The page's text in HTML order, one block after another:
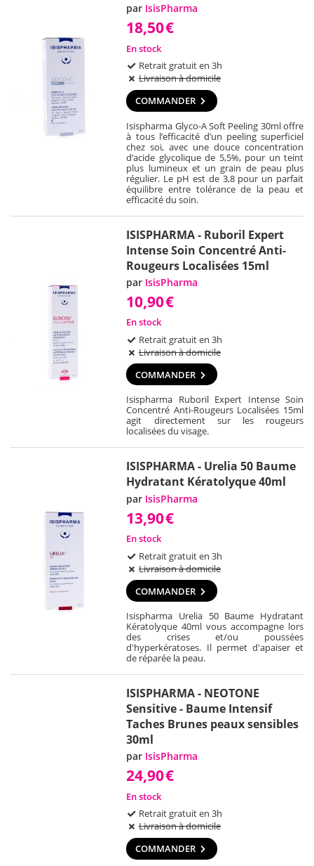
par IsisPharma
18,50€
En stock
Retrait gratuit en 3h
Livraison à domicile
COMMANDER
Isispharma Glyco-A Soft Peeling 30ml offre
à tous l’efficacité d’un peeling superficiel
chez soi, avec une douce concentration
d’acide glycolique de 5,5%, pour un teint
plus lumineux et un grain de peau plus
régulier. Le pH est de 3,8 pour un parfait
équilibre entre tolérance de la peau et
efficacité du soin.
ISISPHARMA - Ruboril Expert
Intense Soin Concentré Anti-
Rougeurs Localisées 15ml
par IsisPharma
10,90€
En stock
Retrait gratuit en 3h
Livraison à domicile
COMMANDER
Isispharma Ruboril Expert Intense Soin
Concentré Anti-Rougeurs Localisées 15ml
agit directement sur les rougeurs
localisées du visage.
ISISPHARMA - Urelia 50 Baume
Hydratant Kératolyque 40ml
par IsisPharma
13,90€
En stock
Retrait gratuit en 3h
Livraison à domicile
COMMANDER
Isispharma Urelia 50 Baume Hydratant
Kératolyque 40ml vous accompagne lors
des crises et/ou poussées
d'hyperkératoses. Il permet d'apaiser et
de réparée la peau.
ISISPHARMA - NEOTONE
Sensitive - Baume Intensif
Taches Brunes peaux sensibles
30ml
par IsisPharma
24,90€
En stock
Retrait gratuit en 3h
Livraison à domicile
COMMANDER